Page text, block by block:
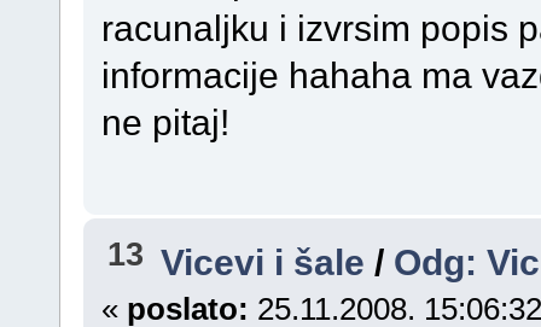
racunaljku i izvrsim popis
informacije hahaha ma
ne pitaj!
13 Vicevi i šale / Odg:
« poslato: 25.11.2008.